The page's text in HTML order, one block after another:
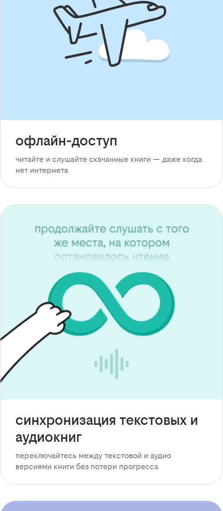
офлайн-доступ
читайте и слушайте скачанные книги — даже когда
нет интернета
синхронизация текстовых и
аудиокниг
переключайтесь между текстовой и аудио
версиями книги без потери прогресса